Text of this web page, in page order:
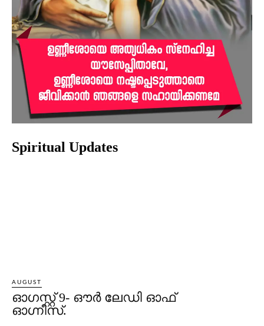
Spiritual Updates
AUGUST
ഓഗസ്റ്റ് 9- ഔര്‍ ലേഡി ഓഫ്
ഓഗ്നീസ്.